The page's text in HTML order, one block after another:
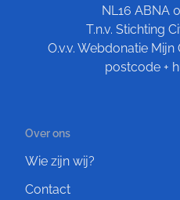
NL16 ABNA
T.n.v. Stichting
O.v.v. Webdonatie
postcode +
Over ons
Wie zijn wij?
Contact